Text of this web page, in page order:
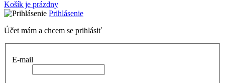
Košík je prázdny
Prihlásenie
Účet mám a chcem se prihlásiť
E-mail